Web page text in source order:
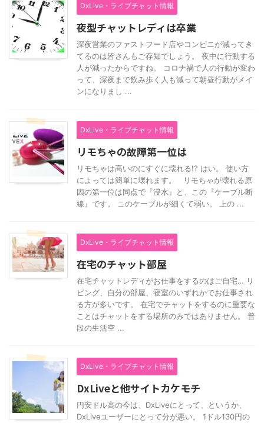
DxLive・ライブチャット情報
夜型チャットレディは卒業
深夜営業のファストフード店やコンビニが減ってき
てるのは皆さんもご存知でしょう。 夜中に行動する
人が減ったからですね。 コロナ禍で人の行動が変わ
って、深夜まで飲み歩く人も減って朝昼行動がメイ
ンになりまし ...
DxLive・ライブチャット情報
リモちゃの故障第一位は
リモちゃは高いのにすぐに壊れる!? はい。 使い方
によっては簡単に壊れます。 リモちゃが壊れる原
因の第一位は同点で『浸水』と、この『ケーブル断
線』です。 このケーブルが細くて弱い。 上の ...
DxLive・ライブチャット情報
在宅のチャット部屋
在宅チャットレディがお仕事をするのはご自宅… リ
ビング、自分の部屋、寝室のいずれかでお仕事され
る方が多いです。 在宅でチャットをするのに重要な
ことはチャットをする場所のみではありません。 普
段の生活空 ...
DxLive・ライブチャット情報
DxLiveと他サイトカケモチ
円安ドル高の今は、DxLiveにとって、というか、
DxLiveユーザーにとって分が悪い。 1ドル130円の